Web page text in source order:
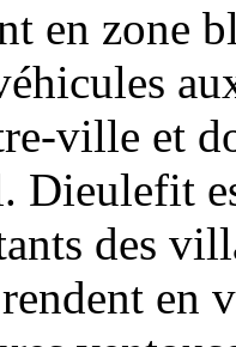
en zone
ville et
Dieulefit
des
en